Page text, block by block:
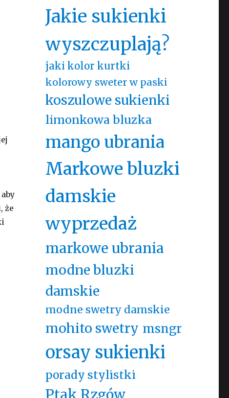
że
Jakie sukienki
wyszczuplają?
jaki kolor kurtki
kolorowy sweter w paski
koszulowe sukienki
limonkowa bluzka
mango ubrania
Markowe bluzki
damskie
wyprzedaż
markowe ubrania
modne bluzki
damskie
modne swetry damskie
mohito swetry msngr
orsay sukienki
porady stylistki